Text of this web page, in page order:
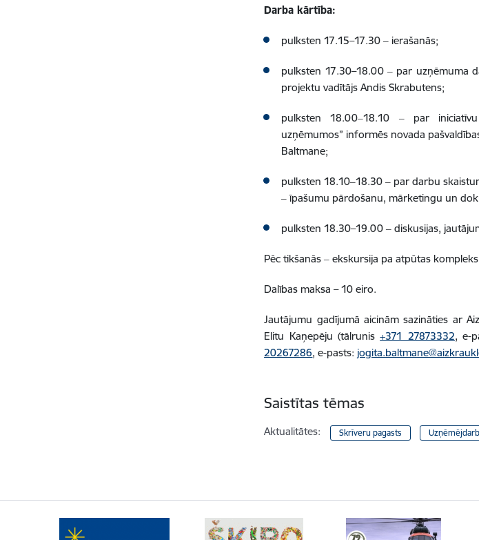
Darba kārtība:
pulksten 17.15–17.30 ‒ ierašanās;
pulksten 17.30–18.00 ‒ par uzņēmuma
projektu vadītājs Andis Skrabutens;
pulksten 18.00‒18.10 ‒ par
uzņēmumos” informēs novada
Baltmane;
pulksten 18.10‒18.30 ‒ par darbu
‒ īpašumu pārdošanu, mārketingu un
pulksten 18.30–19.00 ‒ diskusijas,
Pēc tikšanās ‒ ekskursija pa atpūtas
Dalības maksa – 10 eiro.
Jautājumu gadījumā aicinām sazināties ar
Elitu Kaņepēju (tālrunis+371 27873332, e-
20267286, e-pasts:
Saistītas tēmas
Aktualitātes: Skrīveru pagasts